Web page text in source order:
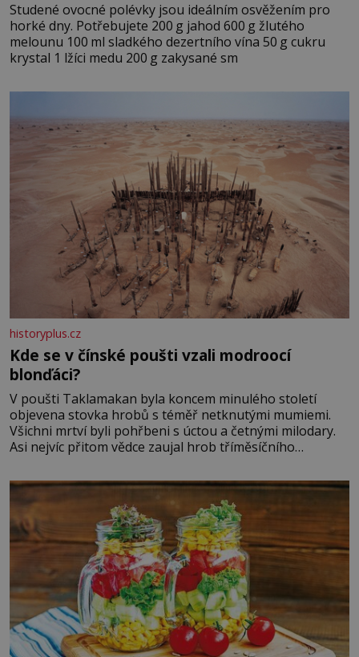
Studené ovocné polévky jsou ideálním osvěžením pro
horké dny. Potřebujete 200 g jahod 600 g žlutého
melounu 100 ml sladkého dezertního vína 50 g cukru
krystal 1 lžíci medu 200 g zakysané sm
historyplus.cz
Kde se v čínské poušti vzali modroocí
blonďáci?
V poušti Taklamakan byla koncem minulého století
objevena stovka hrobů s téměř netknutými mumiemi.
Všichni mrtví byli pohřbeni s úctou a četnými milodary.
Asi nejvíc přitom vědce zaujal hrob tříměsíčního
blonďaté vlásky. Fakt, že jsou těla dávných lidí nesmírně
dobře zachovalá, přičítají odborníci zdejším klimatickým
podmínkám. Sucho, prosolené písky a extrémně